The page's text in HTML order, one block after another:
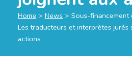
Home > News > Sous-financement
Les traducteurs et interprètes jurés
actions